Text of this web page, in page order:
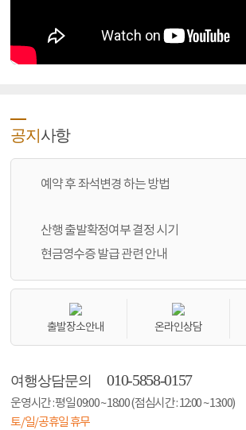
공지 사항
예약 후 좌석변경 하는 방법
산행 출발확정여부 결정 시기
현금영수증 발급 관련 안내
출발장소안내 온라인상담
여행상담문의 010-5858-0157
운영시간 : 평일 09:00 ~ 18:00 (점심시간 : 12:00 ~ 13:00)
토/일/공휴일 휴무